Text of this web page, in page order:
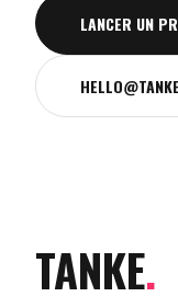
LANCER UN
TANKE.